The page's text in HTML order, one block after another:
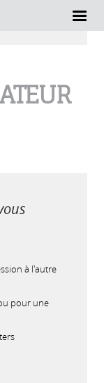
à l'autre
pour une